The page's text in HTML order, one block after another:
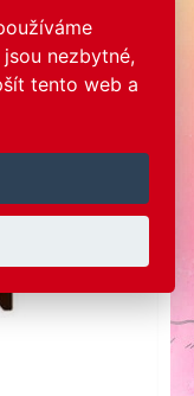
nezbytné,
tento web a